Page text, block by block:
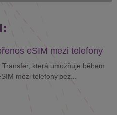
eSIM mezi telefony
která umožňuje během
mezi telefony bez...